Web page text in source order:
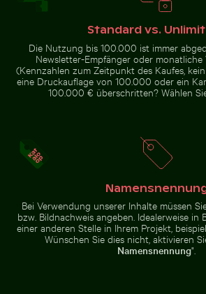
Majestätischer weißer Pfau im
Plaka-Wald
Café-
Tulpen
Lila Phacelia Blüten im natürlichen
Lila Phacelia Blüten im
natürlichen Wiesenambiente
Modischer
Idyllischer Wanderweg im
Standard vs.
Die Nutzung bis 100.000 ist immer
Newsletter-Empfänger oder
(Kennzahlen zum Zeitpunkt des Kaufes,
eine Druckauflage von 100.000 oder ein
100.000 € überschritten? Wählen
Bei Verwendung unserer Inhalte müssen
bzw. Bildnachweis angeben. Idealerweise in
einer anderen Stelle in Ihrem Projekt,
Wünschen Sie dies nicht, aktivieren
Namensnennung".